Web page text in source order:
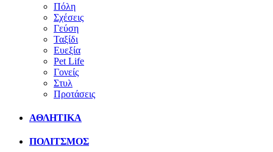
Πόλη
Σχέσεις
Γεύση
Ταξίδι
Ευεξία
Pet Life
Γονείς
Στυλ
Προτάσεις
ΑΘΛΗΤΙΚΑ
ΠΟΛΙΤΣΜΟΣ